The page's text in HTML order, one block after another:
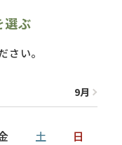
選ぶ
さい。
土
日
9月